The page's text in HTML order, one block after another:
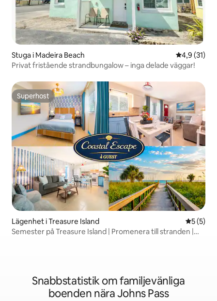
Stuga i Madeira Beach 4,9 av 5 i
4,9 (31)
Privat fristående strandbungalow – inga delade väggar!
Superhost
Superhost
Lägenhet i Treasure Island 5 av 5 i
5 (5)
Semester på Treasure Island | Promenera till stranden |
Snabbstatistik om familjevänliga
boenden nära Johns Pass